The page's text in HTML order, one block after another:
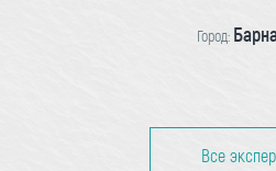
Город:
Все